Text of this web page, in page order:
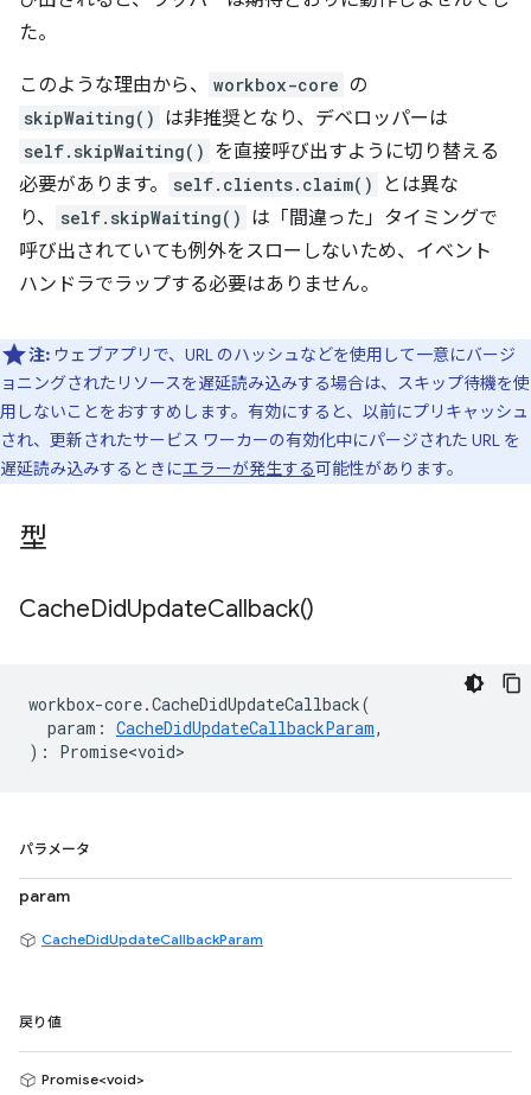
た。
このような理由から、 workbox-core の
skipWaiting() は非推奨となり、デベロッパーは
self.skipWaiting() を直接呼び出すように切り替える
必要があります。
self.clients.claim()
とは異な
り、
self.skipWaiting() は「間違った」タイミングで
呼び出されていても例外をスローしないため、イベント
ハンドラでラップする必要はありません。
注: ウェブアプリで、URL のハッシュなどを使用して一意にバージ
ョニングされたリソースを遅延読み込みする場合は、スキップ待機を使
用しないことをおすすめします。有効にすると、以前にプリキャッシュ
され、更新されたサービス ワーカーの有効化中にパージされた URL を
遅延読み込みするときにエラーが発生する可能性があります。
型
CacheDidUpdateCallback()
workbox-core.CacheDidUpdateCallback(
param : CacheDidUpdateCallbackParam,
) : Promise<void>
パラメータ
param
CacheDidUpdateCallbackParam
戻り値
Promise<void>